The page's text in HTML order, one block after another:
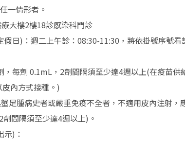
一情形者。
大樓2樓18診感染科門診
日)：週二上午診：08:30-11:30，將依掛號序號
，每劑 0.1mL，2劑間隔須至少達4週以上(在疫苗供
內方式接種。)
足腫病史者或嚴重免疫不全者，不適用皮內注射，
間隔須至少達4週以上)。
)：